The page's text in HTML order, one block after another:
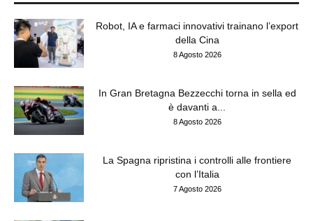
Robot, IA e farmaci innovativi trainano l’export
della Cina
8 Agosto 2026
In Gran Bretagna Bezzecchi torna in sella ed
è davanti a...
8 Agosto 2026
La Spagna ripristina i controlli alle frontiere
con l’Italia
7 Agosto 2026